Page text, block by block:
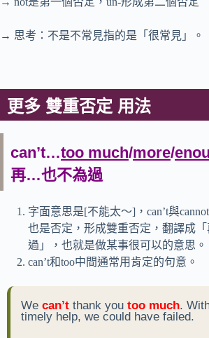
→ 思考：不是不常見指的是「很常見」。
更多 雙重否定 用法
can’t…too much/more/
再…也不為過
字面意思是[不能太～]，can’t與
也是否定，形成雙重否定，翻譯成
過」，也就是做某事很可以的意思。
can’t和too中間通常用肯定的句意。
We can’t thank you too much.
timely help, we could have failed.